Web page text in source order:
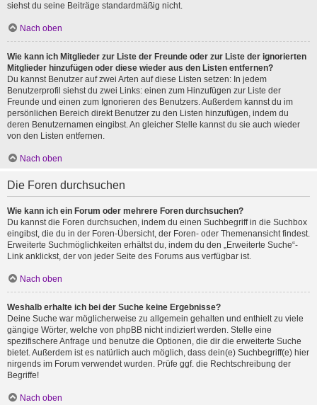
siehst du seine Beiträge standardmäßig nicht.
Nach oben
Wie kann ich Mitglieder zur Liste der Freunde oder zur Liste der ignorierten
Mitglieder hinzufügen oder diese wieder aus den Listen entfernen?
Du kannst Benutzer auf zwei Arten auf diese Listen setzen: In jedem
Benutzerprofil siehst du zwei Links: einen zum Hinzufügen zur Liste der
Freunde und einen zum Ignorieren des Benutzers. Außerdem kannst du im
persönlichen Bereich direkt Benutzer zu den Listen hinzufügen, indem du
deren Benutzernamen eingibst. An gleicher Stelle kannst du sie auch wieder
von den Listen entfernen.
Nach oben
Die Foren durchsuchen
Wie kann ich ein Forum oder mehrere Foren durchsuchen?
Du kannst die Foren durchsuchen, indem du einen Suchbegriff in die Suchbox
eingibst, die du in der Foren-Übersicht, der Foren- oder Themenansicht findest.
Erweiterte Suchmöglichkeiten erhältst du, indem du den „Erweiterte Suche“-
Link anklickst, der von jeder Seite des Forums aus verfügbar ist.
Nach oben
Weshalb erhalte ich bei der Suche keine Ergebnisse?
Deine Suche war möglicherweise zu allgemein gehalten und enthielt zu viele
gängige Wörter, welche von phpBB nicht indiziert werden. Stelle eine
spezifischere Anfrage und benutze die Optionen, die dir die erweiterte Suche
bietet. Außerdem ist es natürlich auch möglich, dass dein(e) Suchbegriff(e) hier
nirgends im Forum verwendet wurden. Prüfe ggf. die Rechtschreibung der
Begriffe!
Nach oben